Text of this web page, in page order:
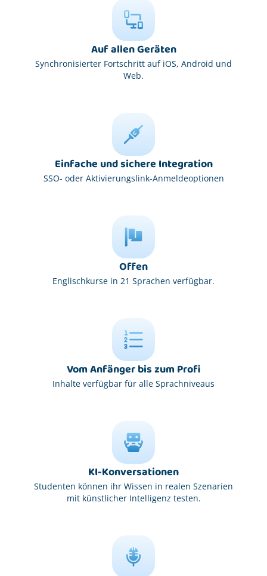
Auf allen Geräten
Synchronisierter Fortschritt auf iOS, Android und
Web.
Einfache und sichere Integration
SSO- oder Aktivierungslink-Anmeldeoptionen
Offen
Englischkurse in 21 Sprachen verfügbar.
Vom Anfänger bis zum Profi
Inhalte verfügbar für alle Sprachniveaus
KI-Konversationen
Studenten können ihr Wissen in realen Szenarien
mit künstlicher Intelligenz testen.